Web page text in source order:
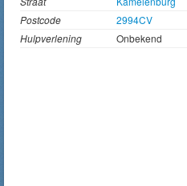
Postcode
2994CV
Hulpverlening
Onbekend